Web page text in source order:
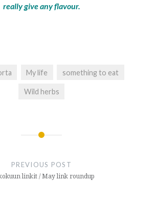
really give any flavour.
My life something to eat
Wild herbs
PREVIOUS POST
linkit / May link roundup